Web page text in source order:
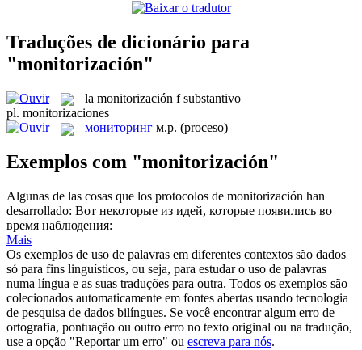
Traduções de dicionário para
"monitorización"
la monitorización f substantivo
pl. monitorizaciones
мониторинг м.р. (proceso)
Exemplos com "monitorización"
Algunas de las cosas que los protocolos de monitorización han
desarrollado: Вот некоторые из идей, которые появились во
время наблюдения:
Mais
Os exemplos de uso de palavras em diferentes contextos são dados
só para fins linguísticos, ou seja, para estudar o uso de palavras
numa língua e as suas traduções para outra. Todos os exemplos são
colecionados automaticamente em fontes abertas usando tecnologia
de pesquisa de dados bilíngues. Se você encontrar algum erro de
ortografia, pontuação ou outro erro no texto original ou na tradução,
use a opção "Reportar um erro" ou escreva para nós.